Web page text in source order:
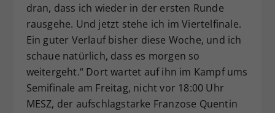
dran, dass ich wieder in der ersten Runde
rausgehe. Und jetzt stehe ich im Viertelfinale.
Ein guter Verlauf bisher diese Woche, und ich
schaue natürlich, dass es morgen so
weitergeht.“ Dort wartet auf ihn im Kampf ums
Semifinale am Freitag, nicht vor 18:00 Uhr
MESZ, der aufschlagstarke Franzose Quentin